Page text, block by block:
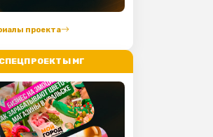
проекта
СПЕЦПРОЕКТЫ МГ